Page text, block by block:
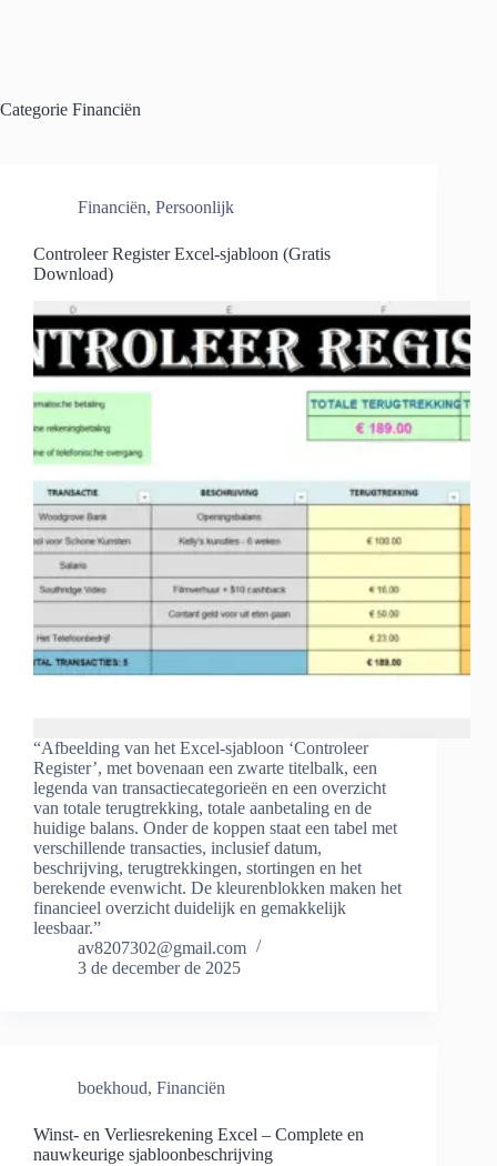
Categorie Financiën
Financiën, Persoonlijk
Controleer Register Excel-sjabloon (Gratis
Download)
“Afbeelding van het Excel-sjabloon ‘Controleer
Register’, met bovenaan een zwarte titelbalk, een
legenda van transactiecategorieën en een overzicht
van totale terugtrekking, totale aanbetaling en de
huidige balans. Onder de koppen staat een tabel met
verschillende transacties, inclusief datum,
beschrijving, terugtrekkingen, stortingen en het
berekende evenwicht. De kleurenblokken maken het
financieel overzicht duidelijk en gemakkelijk
leesbaar.”
av8207302@gmail.com
3 de december de 2025
boekhoud, Financiën
Winst- en Verliesrekening Excel – Complete en
nauwkeurige sjabloonbeschrijving